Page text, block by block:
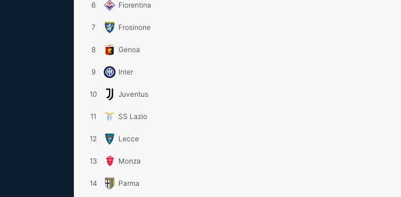
6 Fiorentina
7 Frosinone
8 Genoa
9 Inter
10 Juventus
11 SS Lazio
12 Lecce
13 Monza
14 Parma